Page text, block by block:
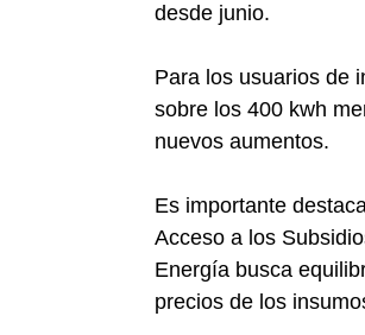
desde junio.
Para los usuarios de
sobre los 400 kwh
nuevos aumentos.
Es importante
Acceso a los
Energía busca
precios de los